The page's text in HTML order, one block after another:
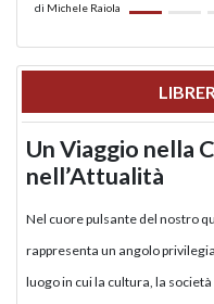
di Michele Raiola
Un Viaggio nella
nell’Attualità
Nel cuore pulsante del nostro
rappresenta un angolo
luogo in cui la cultura, la